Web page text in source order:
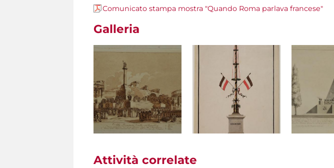
Comunicato stampa mostra "Quando Roma parlava francese"
Galleria
Attività correlate